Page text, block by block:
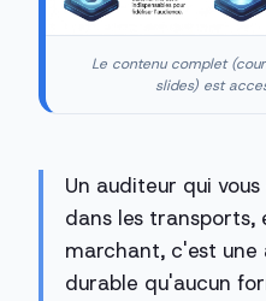
Le contenu complet
slides) est
Un auditeur qui
dans les transports,
marchant, c'est
durable qu'aucun